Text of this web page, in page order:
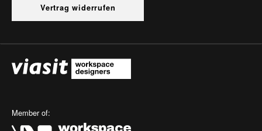
Vertrag widerrufen
Member of: